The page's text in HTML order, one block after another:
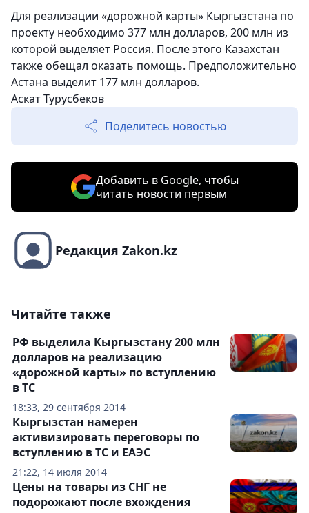
Для реализации «дорожной карты» Кыргызстана по
проекту необходимо 377 млн долларов, 200 млн из
которой выделяет Россия. После этого Казахстан
также обещал оказать помощь. Предположительно
Астана выделит 177 млн долларов.
Аскат Турусбеков
Поделитесь новостью
Добавить в Google, чтобы
читать новости первым
Редакция Zakon.kz
Читайте также
18:33, 29 сентября 2014
РФ выделила Кыргызстану 200 млн
долларов на реализацию
«дорожной карты» по вступлению
в ТС
21:22, 14 июля 2014
Кыргызстан намерен
активизировать переговоры по
вступлению в ТС и ЕАЭС
Цены на товары из СНГ не
подорожают после вхождения